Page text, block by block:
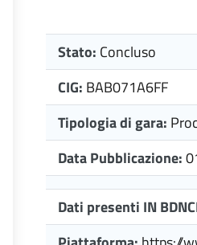
Stato: Concluso
CIG: BAB071A6FF
Tipologia di gara:
Data Pubblicazione:
Dati presenti IN